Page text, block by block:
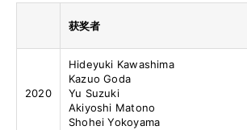
获奖者
2020
Hideyuki Kawashima
Kazuo Goda
Yu Suzuki
Akiyoshi Matono
Shohei Yokoyama